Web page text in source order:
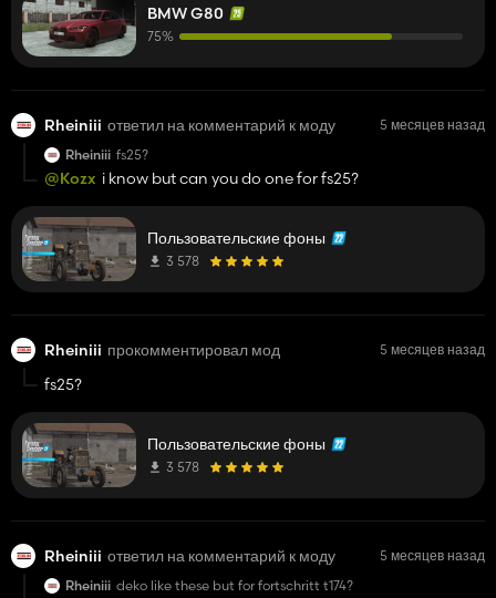
BMW G80
75%
Rheiniii ответил на комментарий к моду
5 месяцев назад
Rheiniii fs25?
@Kozx i know but can you do one for fs25?
Пользовательские фоны
3 578
Rheiniii прокомментировал мод 5 месяцев назад
fs25?
Пользовательские фоны
3 578
Rheiniii ответил на комментарий к моду
5 месяцев назад
Rheiniii deko like these but for fortschritt t174?